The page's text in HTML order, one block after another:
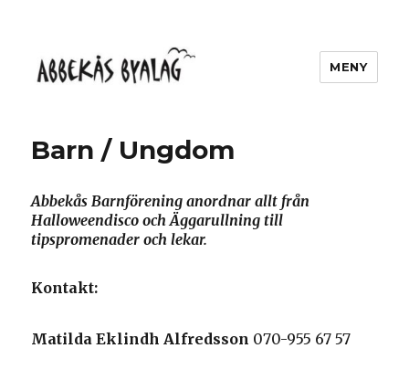
MENY
Barn / Ungdom
Abbekås Barnförening anordnar allt från
Halloweendisco och Äggarullning till
tipspromenader och lekar.
Kontakt:
Matilda Eklindh Alfredsson 070-955 67 57